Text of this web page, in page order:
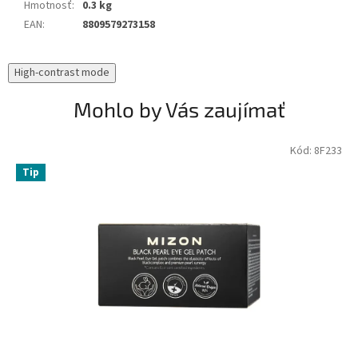
Hmotnosť: 0.3 kg
EAN: 8809579273158
High-contrast mode
Mohlo by Vás zaujímať
Tip
Kód: 8F233